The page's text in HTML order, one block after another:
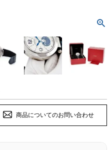
商品についてのお問い合わせ